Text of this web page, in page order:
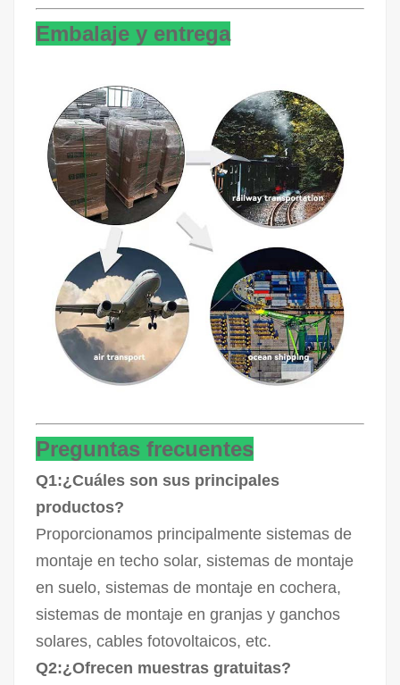
Embalaje y entrega
Preguntas frecuentes
Q1:¿Cuáles son sus principales
productos?
Proporcionamos principalmente sistemas de
montaje en techo solar, sistemas de montaje
en suelo, sistemas de montaje en cochera,
sistemas de montaje en granjas y ganchos
solares, cables fotovoltaicos, etc.
Q2:¿Ofrecen muestras gratuitas?